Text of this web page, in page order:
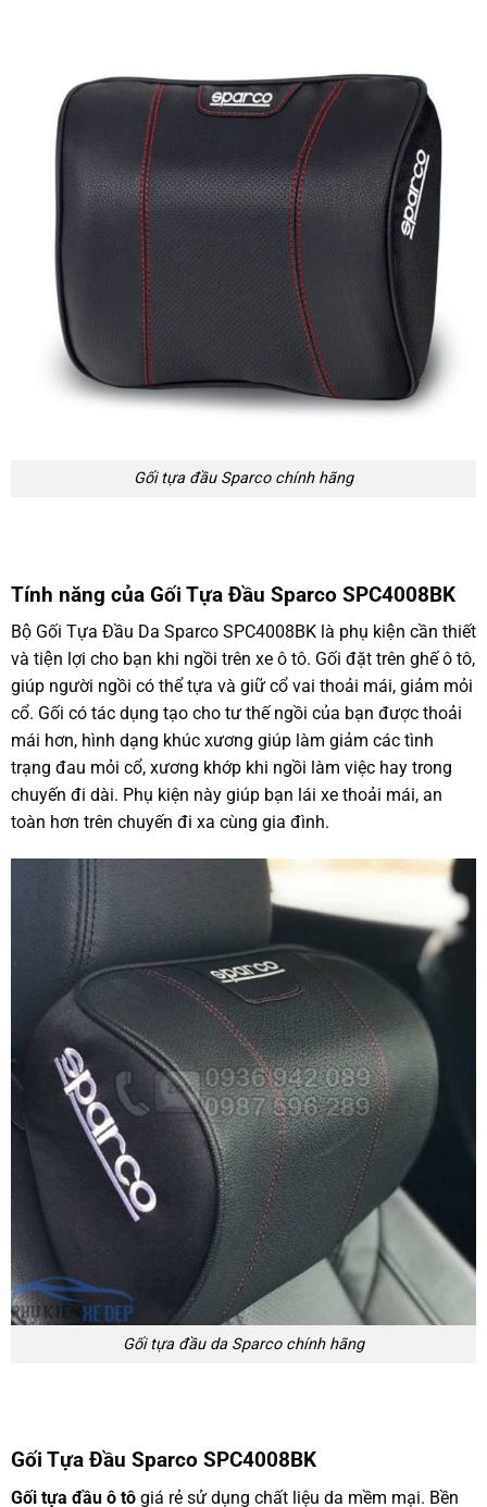
Gối tựa đầu Sparco chính hãng
Tính năng của Gối Tựa Đầu Sparco SPC4008BK
Bộ Gối Tựa Đầu Da Sparco SPC4008BK là phụ kiện cần thiết
và tiện lợi cho bạn khi ngồi trên xe ô tô. Gối đặt trên ghế ô tô,
giúp người ngồi có thể tựa và giữ cổ vai thoải mái, giảm mỏi
cổ. Gối có tác dụng tạo cho tư thế ngồi của bạn được thoải
mái hơn, hình dạng khúc xương giúp làm giảm các tình
trạng đau mỏi cổ, xương khớp khi ngồi làm việc hay trong
chuyến đi dài. Phụ kiện này giúp bạn lái xe thoải mái, an
toàn hơn trên chuyến đi xa cùng gia đình.
Gối tựa đầu da Sparco chính hãng
Gối Tựa Đầu Sparco SPC4008BK
Gối tựa đầu ô tôgiá rẻ sử dụng chất liệu da mềm mại. Bền